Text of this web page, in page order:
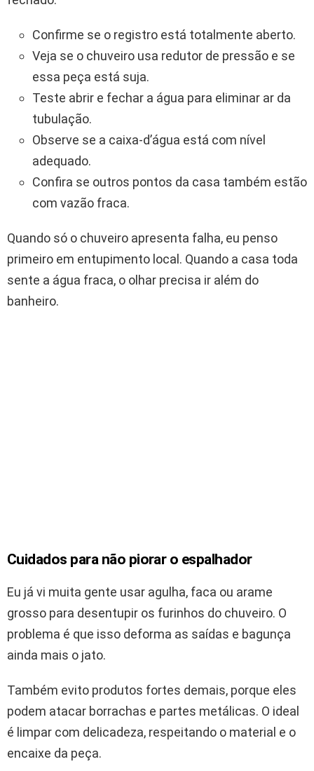
Confirme se o registro está totalmente aberto.
Veja se o chuveiro usa redutor de pressão e se
essa peça está suja.
Teste abrir e fechar a água para eliminar ar da
tubulação.
Observe se a caixa-d’água está com nível
adequado.
Confira se outros pontos da casa também estão
com vazão fraca.
Quando só o chuveiro apresenta falha, eu penso
primeiro em entupimento local. Quando a casa toda
sente a água fraca, o olhar precisa ir além do
banheiro.
Cuidados para não piorar o espalhador
Eu já vi muita gente usar agulha, faca ou arame
grosso para desentupir os furinhos do chuveiro. O
problema é que isso deforma as saídas e bagunça
ainda mais o jato.
Também evito produtos fortes demais, porque eles
podem atacar borrachas e partes metálicas. O ideal
é limpar com delicadeza, respeitando o material e o
encaixe da peça.